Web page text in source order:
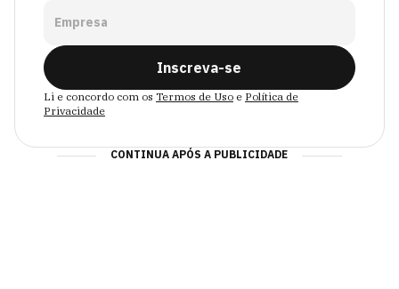
Empresa
Inscreva-se
Li e concordo com os Termos de Uso e Política de
Privacidade
CONTINUA APÓS A PUBLICIDADE